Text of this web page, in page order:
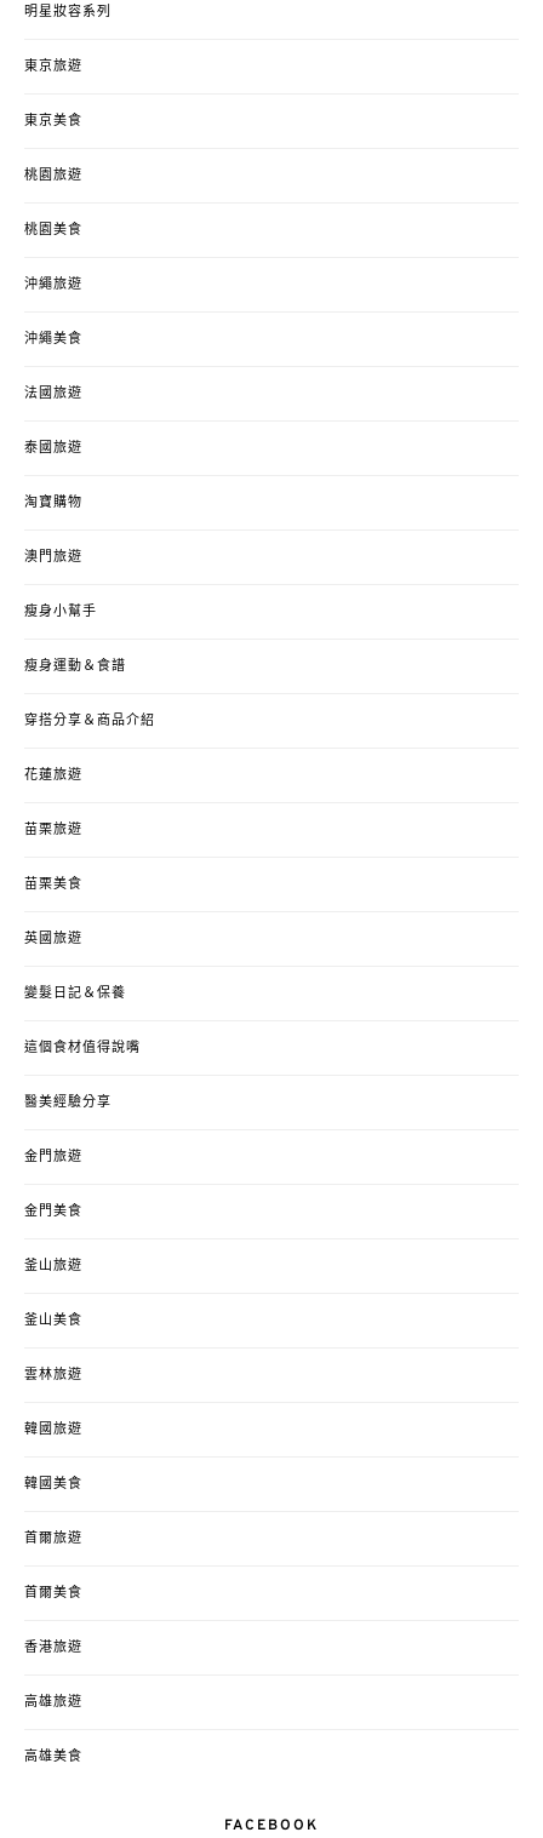
明星妝容系列
東京旅遊
東京美食
桃園旅遊
桃園美食
沖繩旅遊
沖繩美食
法國旅遊
泰國旅遊
淘寶購物
澳門旅遊
瘦身小幫手
瘦身運動＆食譜
穿搭分享＆商品介紹
花蓮旅遊
苗栗旅遊
苗栗美食
英國旅遊
變髮日記＆保養
這個食材值得說嘴
醫美經驗分享
金門旅遊
金門美食
釜山旅遊
釜山美食
雲林旅遊
韓國旅遊
韓國美食
首爾旅遊
首爾美食
香港旅遊
高雄旅遊
高雄美食
FACEBOOK